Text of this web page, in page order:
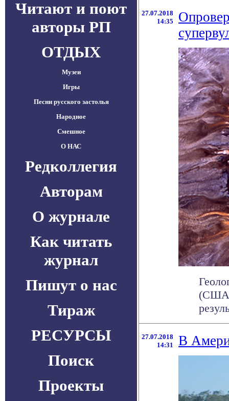
Читают и поют
авторы РП
ОТДЫХ
Музеи
Игры
Песни русского застолья
Народное
Смешное
О НАС
Редколлегия
Авторам
О журнале
Как читать
журнал
Пишут о нас
Тираж
РЕСУРСЫ
Поиск
Проекты
27.07.2018
14:35
(США)
27.07.2018
14:31
В